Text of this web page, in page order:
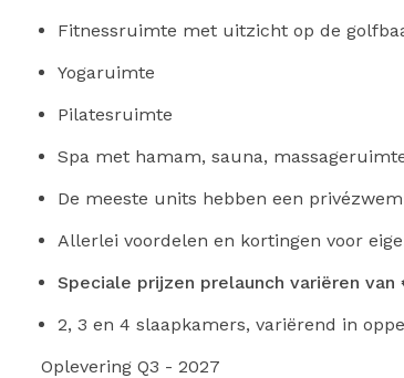
Fitnessruimte met uitzicht op de
Yogaruimte
Pilatesruimte
Spa met hamam, sauna,
De meeste units hebben een
Allerlei voordelen en kortingen voor
Speciale prijzen prelaunch variëren
2, 3 en 4 slaapkamers, variërend in
Oplevering Q3 - 2027